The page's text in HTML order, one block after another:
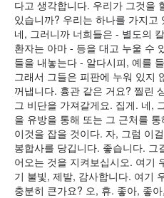
다고 생각합니다. 우리가 그것을
있습니까? 우리는 하나를 가지
네, 그러니까 너희들은 - 별도의
환자는 아마 - 등을 대고 누울 수
들을 내놓는다 - 알다시피, 예를
그래서 그들은 피판에 누워 있지
꺼냅니다. 흉관 같은 거요? 찔린
그 비단을 가져갈게요. 집게. 네,
을 유방을 통해 또는 그 근처를
이것을 잡을 것이다. 자, 그럼 이
봉합사를 당깁니다. 좋습니다. 그
어오는 것을 지켜보십시오. 여기
기 불빛, 제발, 감사합니다. 여기
충분히 큰가요? 오, 휴. 좋아, 좋